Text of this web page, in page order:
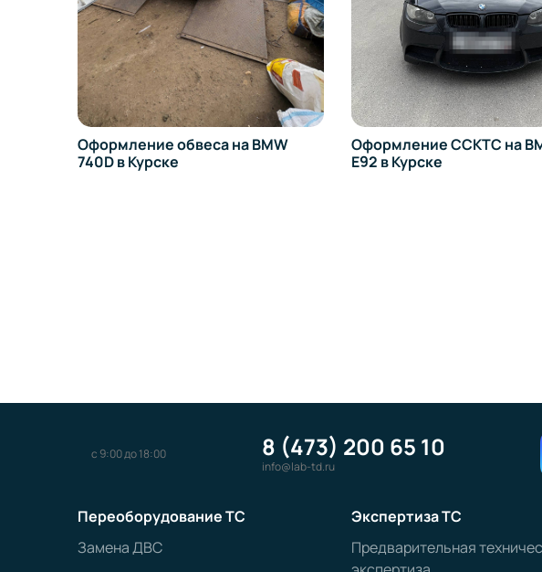
Оформление обвеса на BMW
740D в Курске
Оформление ССКТС на
E92 в Курске
с 9:00 до 18:00 8 (473) 200 65 10
info@lab-td.ru
Переоборудование ТС
Замена ДВС
Экспертиза ТС
Предварительная